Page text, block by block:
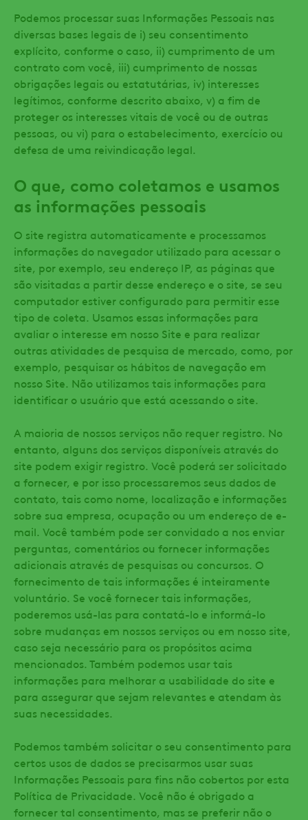
Podemos processar suas Informações Pessoais nas
diversas bases legais de i) seu consentimento
explícito, conforme o caso, ii) cumprimento de um
contrato com você, iii) cumprimento de nossas
obrigações legais ou estatutárias, iv) interesses
legítimos, conforme descrito abaixo, v) a fim de
proteger os interesses vitais de você ou de outras
pessoas, ou vi) para o estabelecimento, exercício ou
defesa de uma reivindicação legal.
O que, como coletamos e usamos
as informações pessoais
O site registra automaticamente e processamos
informações do navegador utilizado para acessar o
site, por exemplo, seu endereço IP, as páginas que
são visitadas a partir desse endereço e o site, se seu
computador estiver configurado para permitir esse
tipo de coleta. Usamos essas informações para
avaliar o interesse em nosso Site e para realizar
outras atividades de pesquisa de mercado, como, por
exemplo, pesquisar os hábitos de navegação em
nosso Site. Não utilizamos tais informações para
identificar o usuário que está acessando o site.
A maioria de nossos serviços não requer registro. No
entanto, alguns dos serviços disponíveis através do
site podem exigir registro. Você poderá ser solicitado
a fornecer, e por isso processaremos seus dados de
contato, tais como nome, localização e informações
sobre sua empresa, ocupação ou um endereço de e-
mail. Você também pode ser convidado a nos enviar
perguntas, comentários ou fornecer informações
adicionais através de pesquisas ou concursos. O
fornecimento de tais informações é inteiramente
voluntário. Se você fornecer tais informações,
poderemos usá-las para contatá-lo e informá-lo
sobre mudanças em nossos serviços ou em nosso site,
caso seja necessário para os propósitos acima
mencionados. Também podemos usar tais
informações para melhorar a usabilidade do site e
para assegurar que sejam relevantes e atendam às
suas necessidades.
Podemos também solicitar o seu consentimento para
certos usos de dados se precisarmos usar suas
Informações Pessoais para fins não cobertos por esta
Política de Privacidade. Você não é obrigado a
fornecer tal consentimento, mas se preferir não o